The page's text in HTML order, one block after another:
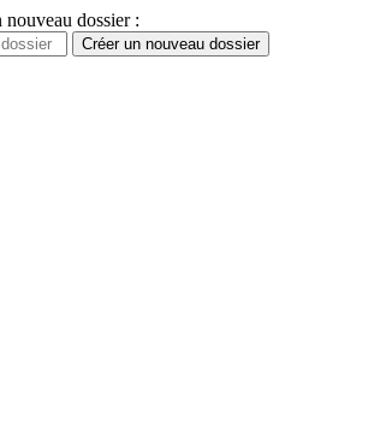
dossier :
Créer un nouveau dossier